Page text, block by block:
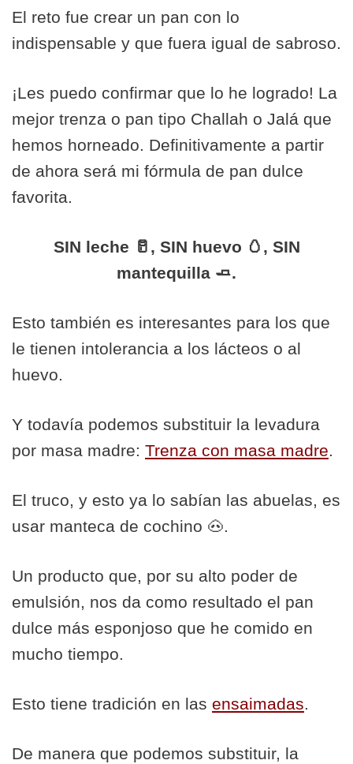
El reto fue crear un pan con lo
indispensable y que fuera igual de sabroso.
¡Les puedo confirmar que lo he logrado! La
mejor trenza o pan tipo Challah o Jalá que
hemos horneado. Definitivamente a partir
de ahora será mi fórmula de pan dulce
favorita.
SIN leche 🥛, SIN huevo 🥚, SIN
mantequilla 🧈.
Esto también es interesantes para los que
le tienen intolerancia a los lácteos o al
huevo.
Y todavía podemos substituir la levadura
por masa madre: Trenza con masa madre.
El truco, y esto ya lo sabían las abuelas, es
usar manteca de cochino 🐽.
Un producto que, por su alto poder de
emulsión, nos da como resultado el pan
dulce más esponjoso que he comido en
mucho tiempo.
Esto tiene tradición en las ensaimadas.
De manera que podemos substituir, la